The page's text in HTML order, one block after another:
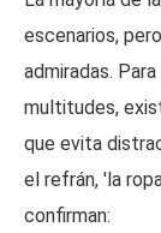
escenarios,
admiradas.
multitudes,
que evita
el refrán, 'la
confirman: